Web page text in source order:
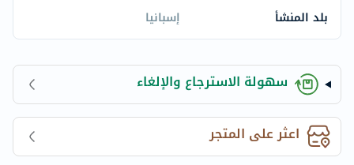
بلد المنشأ
إسبانيا
سهولة الاسترجاع والإلغاء
اعثر على المتجر